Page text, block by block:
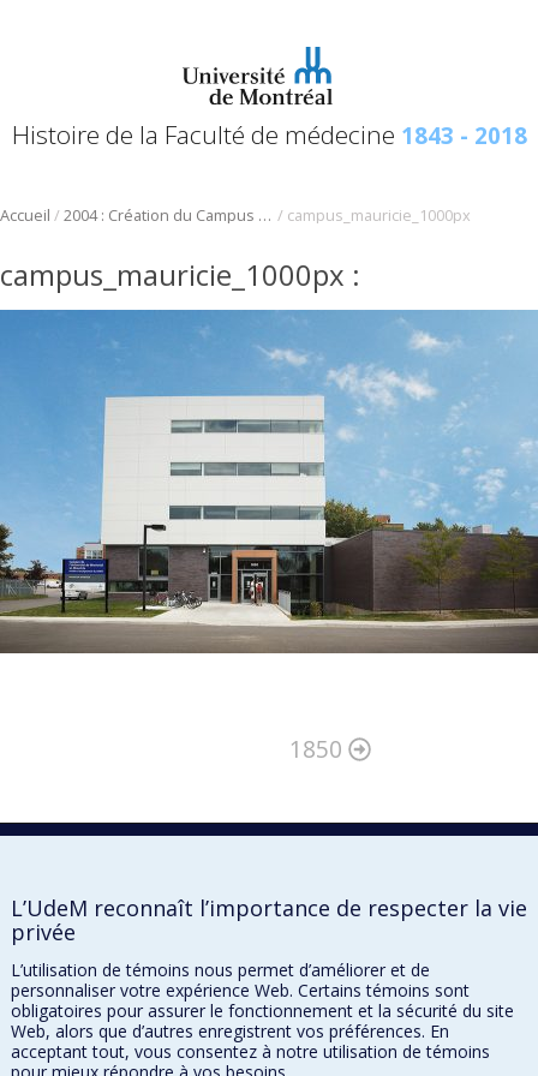
Histoire de la Faculté de médecine 1843 - 2018
Accueil / 2004 : Création du Campus de l’Université de Montréal en Mauricie / campus_mauricie_1000px
campus_mauricie_1000px :
1850
L’UdeM reconnaît l’importance de respecter la vie
privée
L’utilisation de témoins nous permet d’améliorer et de
personnaliser votre expérience Web. Certains témoins sont
obligatoires pour assurer le fonctionnement et la sécurité du site
Web, alors que d’autres enregistrent vos préférences. En
acceptant tout, vous consentez à notre utilisation de témoins
pour mieux répondre à vos besoins.